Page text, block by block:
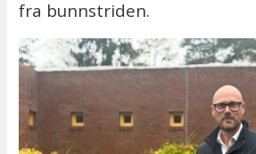
fra bunnstriden.